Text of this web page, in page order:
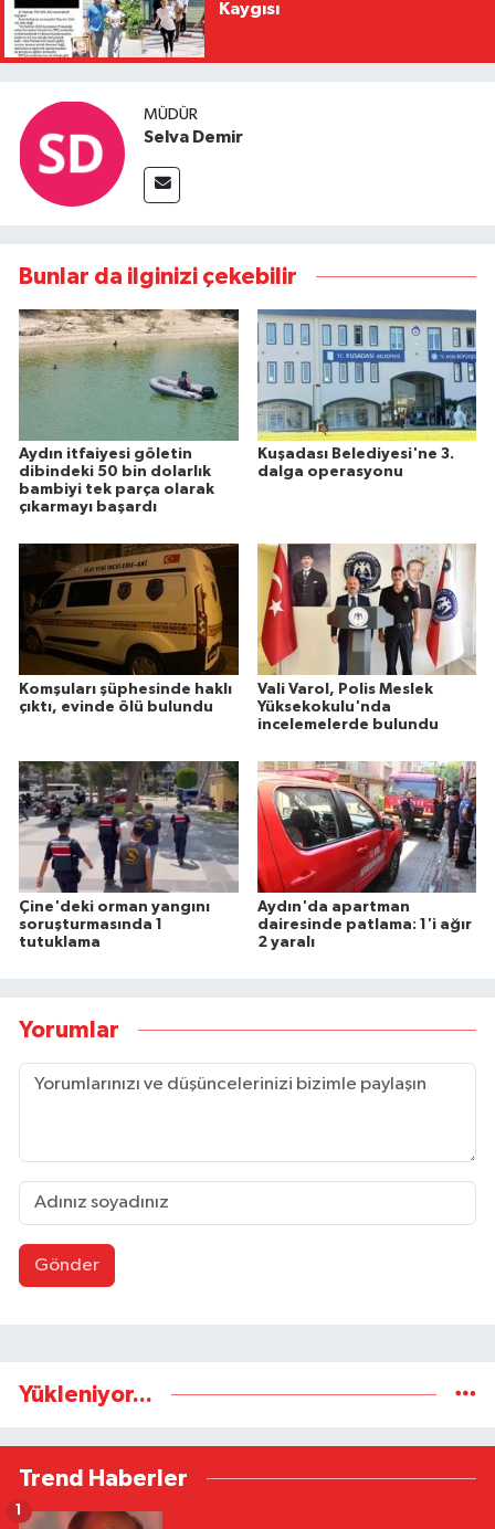
Kaygısı
MÜDÜR
Selva Demir
Bunlar da ilginizi çekebilir
Aydın itfaiyesi göletin
dibindeki 50 bin dolarlık
bambiyi tek parça olarak
çıkarmayı başardı
Kuşadası Belediyesi'ne 3.
dalga operasyonu
Komşuları şüphesinde haklı
çıktı, evinde ölü bulundu
Vali Varol, Polis Meslek
Yüksekokulu'nda
incelemelerde bulundu
Çine'deki orman yangını
soruşturmasında 1
tutuklama
Aydın'da apartman
dairesinde patlama: 1'i ağır
2 yaralı
Yorumlar
Gönder
Yükleniyor...
Trend Haberler